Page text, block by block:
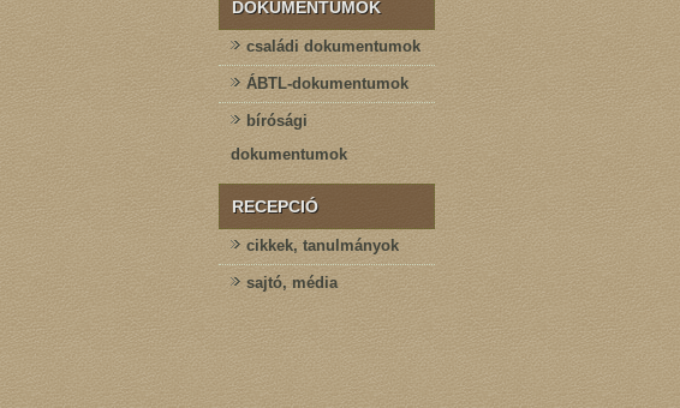
DOKUMENTUMOK
családi dokumentumok
ÁBTL-dokumentumok
bírósági
dokumentumok
RECEPCIÓ
cikkek, tanulmányok
sajtó, média